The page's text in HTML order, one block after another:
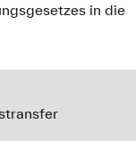
in die